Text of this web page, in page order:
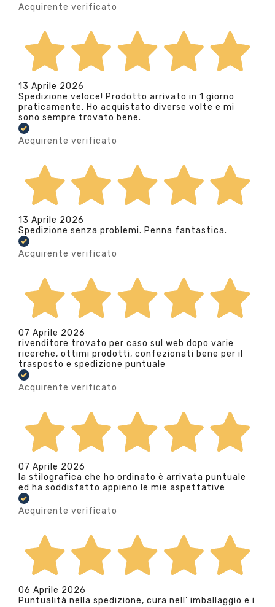
Acquirente verificato
13 Aprile 2026
Spedizione veloce! Prodotto arrivato in 1 giorno
praticamente. Ho acquistato diverse volte e mi
sono sempre trovato bene.
Acquirente verificato
13 Aprile 2026
Spedizione senza problemi. Penna fantastica.
Acquirente verificato
07 Aprile 2026
rivenditore trovato per caso sul web dopo varie
ricerche, ottimi prodotti, confezionati bene per il
trasposto e spedizione puntuale
Acquirente verificato
07 Aprile 2026
la stilografica che ho ordinato è arrivata puntuale
ed ha soddisfatto appieno le mie aspettative
Acquirente verificato
06 Aprile 2026
Puntualità nella spedizione, cura nell’ imballaggio e i